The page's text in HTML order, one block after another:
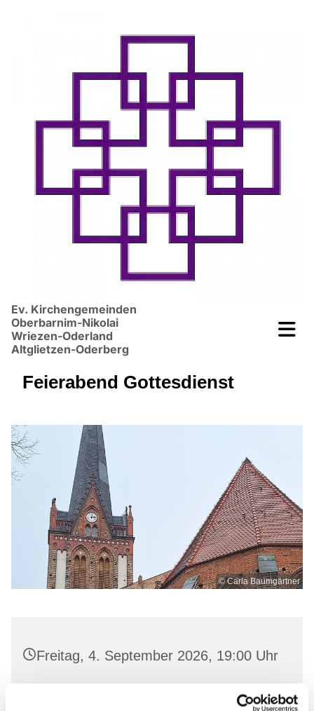
Ev. Kirchengemeinden
Oberbarnim-Nikolai
Wriezen-Oderland
Altglietzen-Oderberg
Feierabend Gottesdienst
© Carla Baumgärtner
Freitag, 4. September 2026, 19:00 Uhr